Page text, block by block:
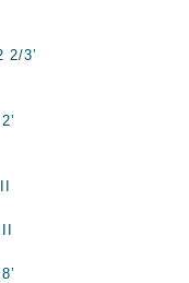
2 2/3’
2’